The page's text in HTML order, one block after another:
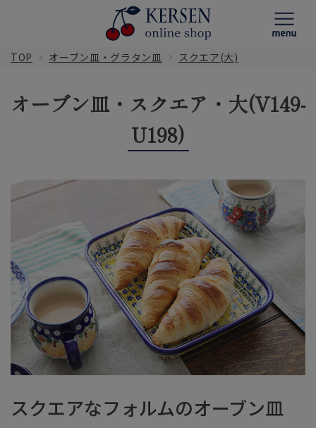
TOP オーブン皿・グラタン皿 スクエア(大)
オーブン皿・スクエア・大(V149-
U198)
スクエアなフォルムのオーブン皿